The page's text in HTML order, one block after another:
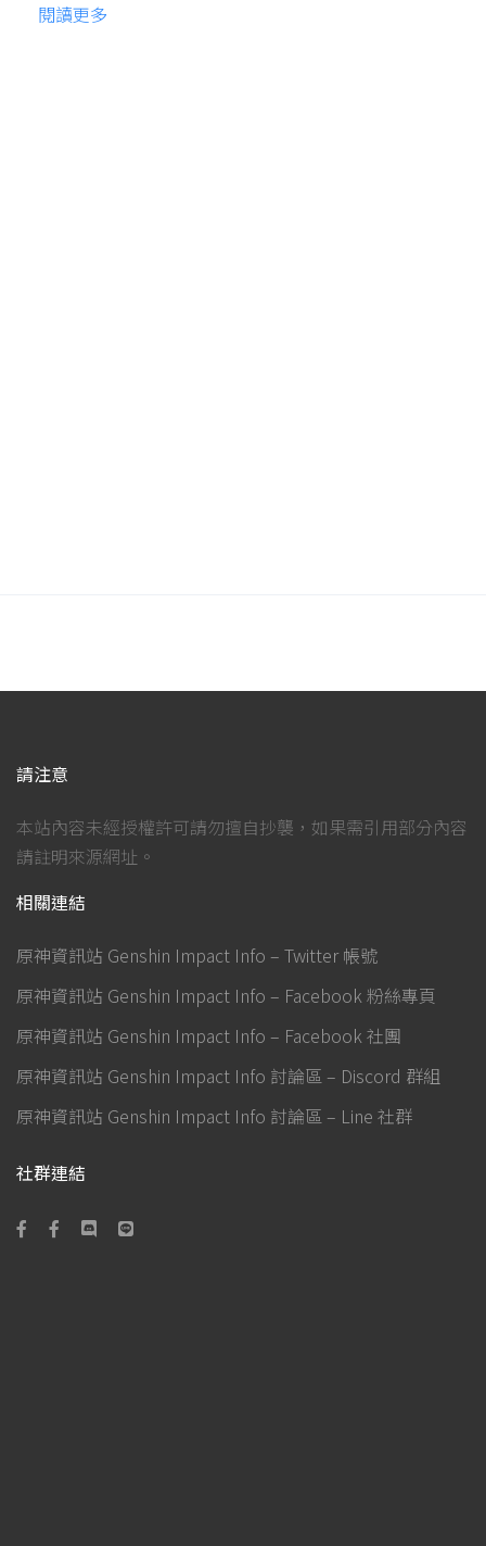
閱讀更多
請注意
本站內容未經授權許可請勿擅自抄襲，如果需引用部分內容
請註明來源網址。
相關連結
原神資訊站 Genshin Impact Info – Twitter 帳號
原神資訊站 Genshin Impact Info – Facebook 粉絲專頁
原神資訊站 Genshin Impact Info – Facebook 社團
原神資訊站 Genshin Impact Info 討論區 – Discord 群組
原神資訊站 Genshin Impact Info 討論區 – Line 社群
社群連結